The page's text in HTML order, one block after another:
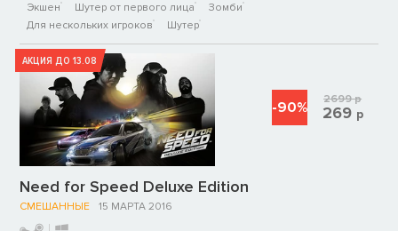
Экшен Шутер от первого лица
Зомби
Для нескольких игроков
Шутер
АКЦИЯ ДО 13.08
Need for Speed Deluxe Edition
СМЕШАННЫЕ 15 МАРТА 2016
-90% 2699р
269 р